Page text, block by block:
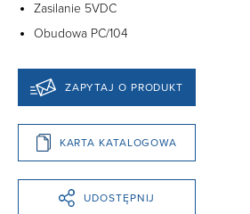
Zasilanie 5VDC
Obudowa PC/104
ZAPYTAJ O PRODUKT
KARTA KATALOGOWA
UDOSTĘPNIJ